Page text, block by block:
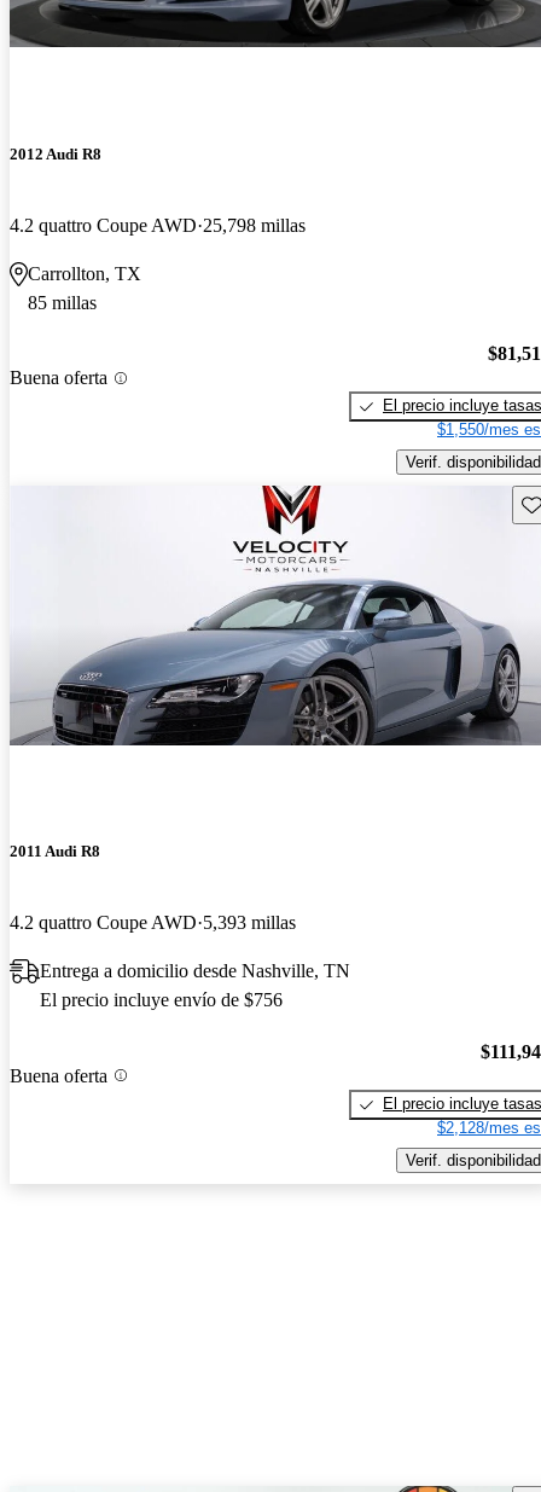
2012 Audi R8
4.2 quattro Coupe AWD 25,798 millas
Carrollton, TX
85 millas
Buena oferta
El precio incluye tasas
$1,550/mes
Verif. disponibilidad
2011 Audi R8
4.2 quattro Coupe AWD 5,393 millas
Entrega a domicilio desde Nashville, TN
El precio incluye envío de $756
Buena oferta
El precio incluye tasas
$2,128/mes
Verif. disponibilidad